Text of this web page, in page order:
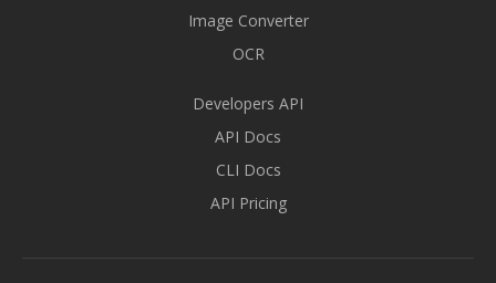
Image Converter
OCR
Developers API
API Docs
CLI Docs
API Pricing